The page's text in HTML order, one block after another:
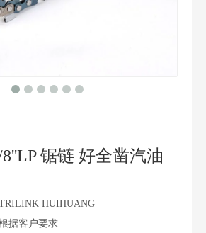
锯链 好全凿汽油
HUIHUANG
据客户要求